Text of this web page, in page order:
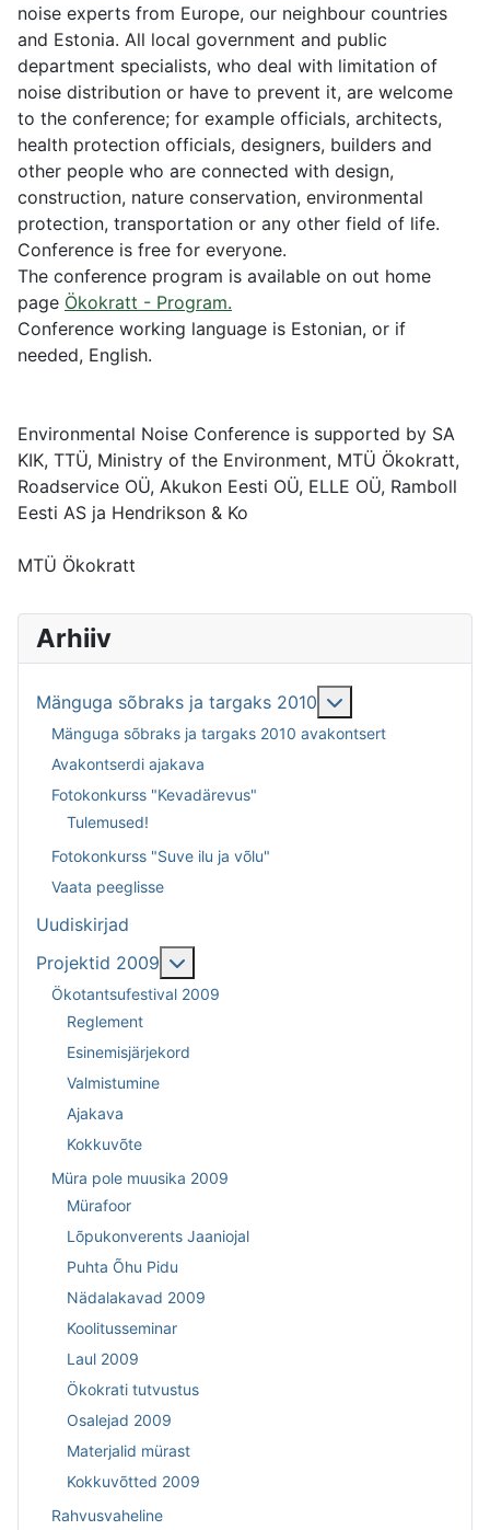
Arhiiv
Mänguga sõbraks ja targaks 2010
Mänguga sõbraks ja targaks 2010 avakontsert
Avakontserdi ajakava
Fotokonkurss "Kevadärevus"
Tulemused!
Fotokonkurss "Suve ilu ja võlu"
Vaata peeglisse
Uudiskirjad
Projektid 2009
Ökotantsufestival 2009
Reglement
Esinemisjärjekord
Valmistumine
Ajakava
Kokkuvõte
Müra pole muusika 2009
Mürafoor
Lõpukonverents Jaaniojal
Puhta Õhu Pidu
Nädalakavad 2009
Koolitusseminar
Laul 2009
Ökokrati tutvustus
Osalejad 2009
Materjalid mürast
Kokkuvõtted 2009
Rahvusvaheline
noise experts from Europe, our neighbour countries
and Estonia. All local government and public
department specialists, who deal with limitation of
noise distribution or have to prevent it, are welcome
to the conference; for example officials, architects,
health protection officials, designers, builders and
other people who are connected with design,
construction, nature conservation, environmental
protection, transportation or any other field of life.
Conference is free for everyone.
The conference program is available on out home
page Ökokratt - Program.
Conference working language is Estonian, or if
needed, English.
Environmental Noise Conference is supported by SA
KIK, TTÜ, Ministry of the Environment, MTÜ Ökokratt,
Roadservice OÜ, Akukon Eesti OÜ, ELLE OÜ, Ramboll
Eesti AS ja Hendrikson & Ko
MTÜ Ökokratt